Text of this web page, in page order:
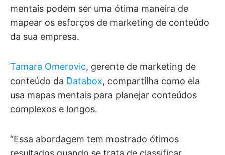
mentais podem ser uma ótima maneira de
mapear os esforços de marketing de conteúdo
da sua empresa.
Tamara Omerovic, gerente de marketing de
conteúdo da Databox, compartilha como ela
usa mapas mentais para planejar conteúdos
complexos e longos.
“Essa abordagem tem mostrado ótimos